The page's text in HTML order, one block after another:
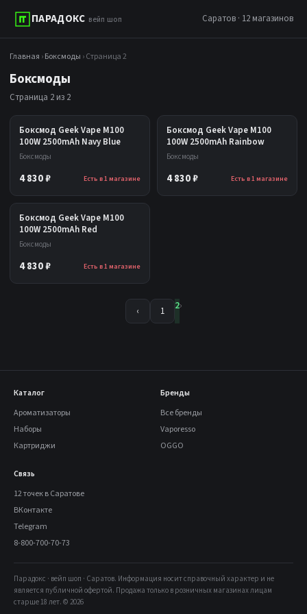
ПАРАДОКС вейп шоп Саратов · 12 магазинов
Главная ›Боксмоды › Страница 2
Боксмоды
Страница 2 из 2
Боксмод Geek Vape M100
100W 2500mAh Navy Blue
Боксмоды
4 830 ₽ Есть в 1 магазине
Боксмод Geek Vape M100
100W 2500mAh Rainbow
Боксмоды
4 830 ₽ Есть в 1 магазине
Боксмод Geek Vape M100
100W 2500mAh Red
Боксмоды
4 830 ₽ Есть в 1 магазине
‹ 1 2›
Каталог
Ароматизаторы
Наборы
Картриджи
Бренды
Все бренды
Vaporesso
OGGO
Связь
12 точек в Саратове
ВКонтакте
Telegram
8-800-700-70-73
Парадокс · вейп шоп · Саратов. Информация носит справочный характер и не
является публичной офертой. Продажа только в розничных магазинах лицам
старше 18 лет. © 2026